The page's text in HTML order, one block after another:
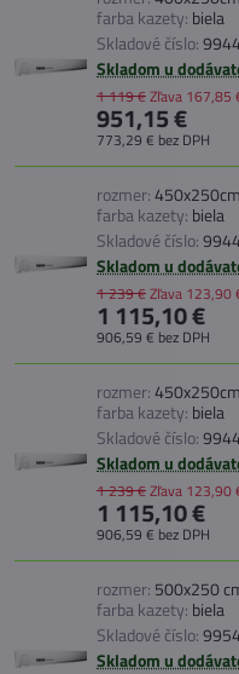
farba kazety: biela
Skladové číslo:
Skladom u
1 119 €Zľava 167,85
951,15 €
773,29 € bez DPH
rozmer:450x250cm
farba kazety: biela
Skladové číslo:
Skladom u
1 239 €Zľava 123,90
1 115,10 €
906,59 € bez DPH
rozmer:450x250cm
farba kazety: biela
Skladové číslo:
Skladom u
1 239 €Zľava 123,90
1 115,10 €
906,59 € bez DPH
rozmer: 500x250
farba kazety: biela
Skladové číslo:
Skladom u